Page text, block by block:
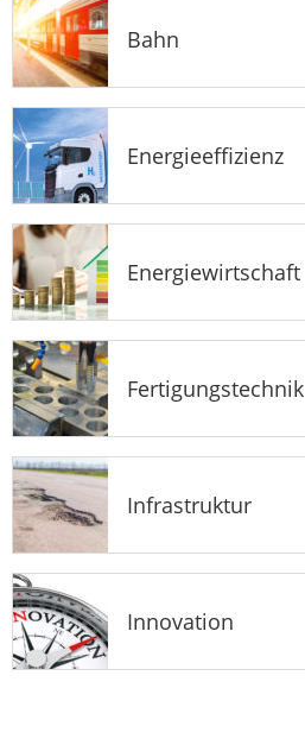
Bahn
Energieeffizienz
Energiewirtschaft
Fertigungstechnik
Infrastruktur
Innovation